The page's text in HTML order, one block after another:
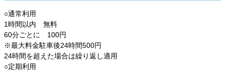
○通常利用
1時間以内 無料
60分ごとに 100円
※最大料金駐車後24時間500円
24時間を超えた場合は繰り返し適用
○定期利用